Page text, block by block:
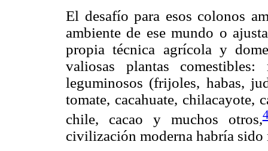
El desafío para esos colonos
ambiente de ese mundo o
propia técnica agrícola y
valiosas plantas
leguminosos (frijoles, habas,
tomate, cacahuate, chilacayote,
chile, cacao y muchos otros,
civilización moderna habría